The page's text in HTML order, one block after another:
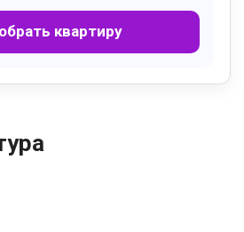
квартиру